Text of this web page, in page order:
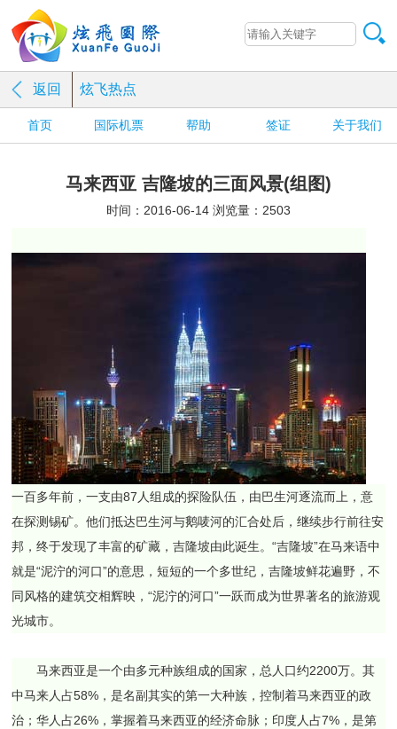
返回 炫飞热点
首页 国际机票 帮助 签证 关于我们
马来西亚 吉隆坡的三面风景(组图)
时间：2016-06-14 浏览量：2503
一百多年前，一支由87人组成的探险队伍，由巴生河逐流而上，意
在探测锡矿。他们抵达巴生河与鹅唛河的汇合处后，继续步行前往安
邦，终于发现了丰富的矿藏，吉隆坡由此诞生。“吉隆坡”在马来语中
就是“泥泞的河口”的意思，短短的一个多世纪，吉隆坡鲜花遍野，不
同风格的建筑交相辉映，“泥泞的河口”一跃而成为世界著名的旅游观
光城市。
马来西亚是一个由多元种族组成的国家，总人口约2200万。其
中马来人占58%，是名副其实的第一大种族，控制着马来西亚的政
治；华人占26%，掌握着马来西亚的经济命脉；印度人占7%，是第